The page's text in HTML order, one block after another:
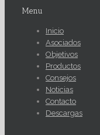
Menu
Inicio
Asociados
Objetivos
Productos
Consejos
Noticias
Contacto
Descargas